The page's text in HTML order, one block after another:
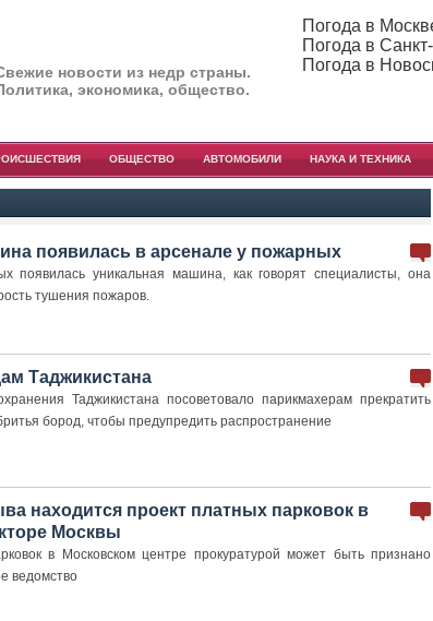
новости из недр страны.
экономика, общество.
Погода в
Погода в
Погода в
ОБЩЕСТВО АВТОМОБИЛИ НАУКА И ТЕХНИКА
появилась в арсенале у пожарных
появилась уникальная машина, как говорят специалисты, она
тушения пожаров.
Таджикистана
Таджикистана посоветовало парикмахерам прекратить
бород, чтобы предупредить распространение
находится проект платных парковок в
Москвы
в Московском центре прокуратурой может быть признано
ведомство